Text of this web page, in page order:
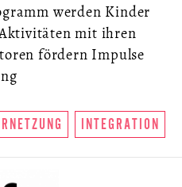
werden Kinder
mit ihren
fördern Impulse
INTEGRATION